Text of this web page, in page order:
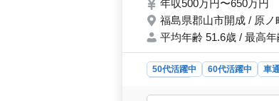
年収500万円〜650万円
福島県郡山市開成 / 原ノ
平均年齢 51.6歳 / 最高
50代活躍中 60代活躍中 車